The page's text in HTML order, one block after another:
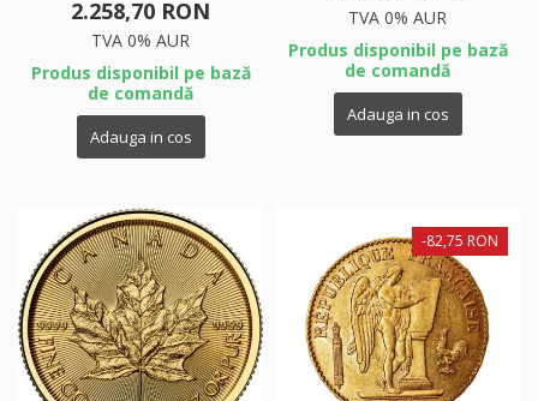
2.258,70 RON
TVA 0% AUR
Produs disponibil pe bază
de comandă
Adauga in cos
TVA 0% AUR
Produs disponibil pe bază
de comandă
Adauga in cos
-82,75 RON